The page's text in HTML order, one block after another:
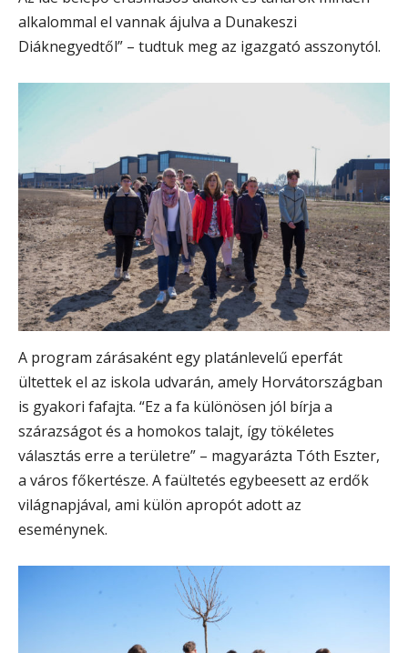
alkalommal el vannak ájulva a Dunakeszi
Diáknegyedtől” – tudtuk meg az igazgató asszonytól.
A program zárásaként egy platánlevelű eperfát
ültettek el az iskola udvarán, amely Horvátországban
is gyakori fafajta. “Ez a fa különösen jól bírja a
szárazságot és a homokos talajt, így tökéletes
választás erre a területre” – magyarázta Tóth Eszter,
a város főkertésze. A faültetés egybeesett az erdők
világnapjával, ami külön apropót adott az
eseménynek.